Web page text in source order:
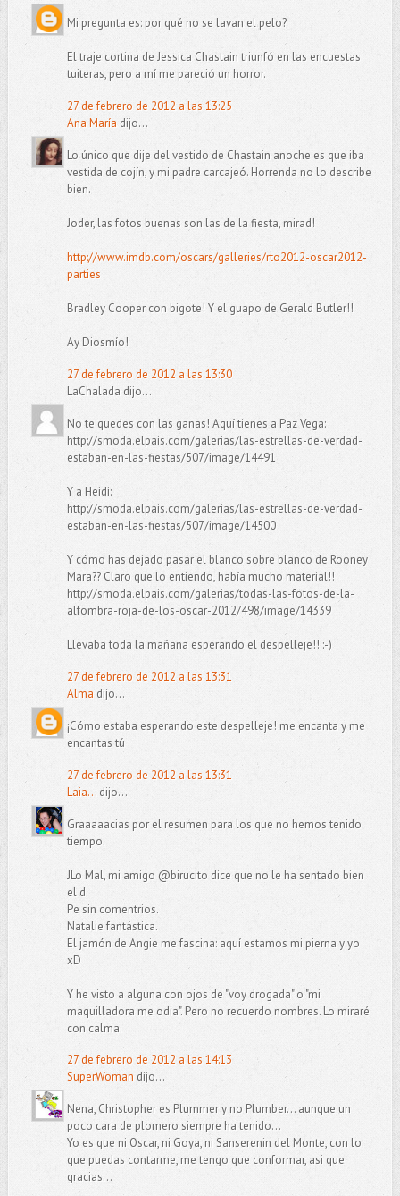
Mi pregunta es: por qué no se lavan el pelo?
El traje cortina de Jessica Chastain triunfó en las encuestas
tuiteras, pero a mí me pareció un horror.
27 de febrero de 2012 a las 13:25
Ana María dijo...
Lo único que dije del vestido de Chastain anoche es que iba
vestida de cojín, y mi padre carcajeó. Horrenda no lo describe
bien.
Joder, las fotos buenas son las de la fiesta, mirad!
http://www.imdb.com/oscars/galleries/rto2012-oscar2012-
parties
Bradley Cooper con bigote! Y el guapo de Gerald Butler!!
Ay Diosmío!
27 de febrero de 2012 a las 13:30
LaChalada dijo...
No te quedes con las ganas! Aquí tienes a Paz Vega:
http://smoda.elpais.com/galerias/las-estrellas-de-verdad-
estaban-en-las-fiestas/507/image/14491
Y a Heidi:
http://smoda.elpais.com/galerias/las-estrellas-de-verdad-
estaban-en-las-fiestas/507/image/14500
Y cómo has dejado pasar el blanco sobre blanco de Rooney
Mara?? Claro que lo entiendo, había mucho material!!
http://smoda.elpais.com/galerias/todas-las-fotos-de-la-
alfombra-roja-de-los-oscar-2012/498/image/14339
Llevaba toda la mañana esperando el despelleje!! :-)
27 de febrero de 2012 a las 13:31
Alma dijo...
¡Cómo estaba esperando este despelleje! me encanta y me
encantas tú
27 de febrero de 2012 a las 13:31
Laia...dijo...
Graaaaacias por el resumen para los que no hemos tenido
tiempo.
JLo Mal, mi amigo @birucito dice que no le ha sentado bien
el d
Pe sin comentrios.
Natalie fantástica.
El jamón de Angie me fascina: aquí estamos mi pierna y yo
xD
Y he visto a alguna con ojos de "voy drogada" o "mi
maquilladora me odia". Pero no recuerdo nombres. Lo miraré
con calma.
27 de febrero de 2012 a las 14:13
SuperWoman dijo...
Nena, Christopher es Plummer y no Plumber... aunque un
poco cara de plomero siempre ha tenido...
Yo es que ni Oscar, ni Goya, ni Sanserenin del Monte, con lo
que puedas contarme, me tengo que conformar, asi que
gracias...